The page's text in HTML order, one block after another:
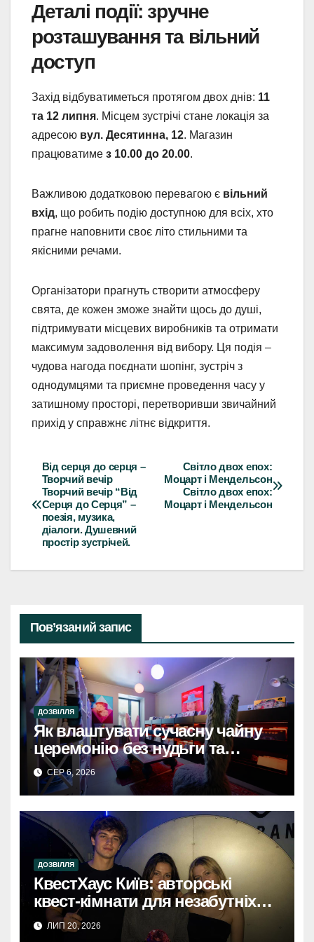
Деталі події: зручне
розташування та вільний
доступ
Захід відбуватиметься протягом двох днів: 11
та 12 липня. Місцем зустрічі стане локація за
адресою вул. Десятинна, 12. Магазин
працюватиме з 10.00 до 20.00.
Важливою додатковою перевагою є вільний
вхід, що робить подію доступною для всіх, хто
прагне наповнити своє літо стильними та
якісними речами.
Організатори прагнуть створити атмосферу
свята, де кожен зможе знайти щось до душі,
підтримувати місцевих виробників та отримати
максимум задоволення від вибору. Ця подія –
чудова нагода поєднати шопінг, зустріч з
однодумцями та приємне проведення часу у
затишному просторі, перетворивши звичайний
прихід у справжнє літнє відкриття.
Навігація
записів
Світло двох епох:
Моцарт і Мендельсон
Світло двох епох:
Моцарт і Мендельсон
Від серця до серця –
Творчий вечір
Творчий вечір “Від
Серця до Серця” –
поезія, музика,
діалоги. Душевний
простір зустрічей.
Пов’язаний запис
ДОЗВІЛЛЯ
Як влаштувати сучасну чайну
церемонію без нудьги та
архаїки
СЕР 6, 2026
ДОЗВІЛЛЯ
КвестХаус Київ: авторські
квест-кімнати для незабутніх
вражень
ЛИП 20, 2026